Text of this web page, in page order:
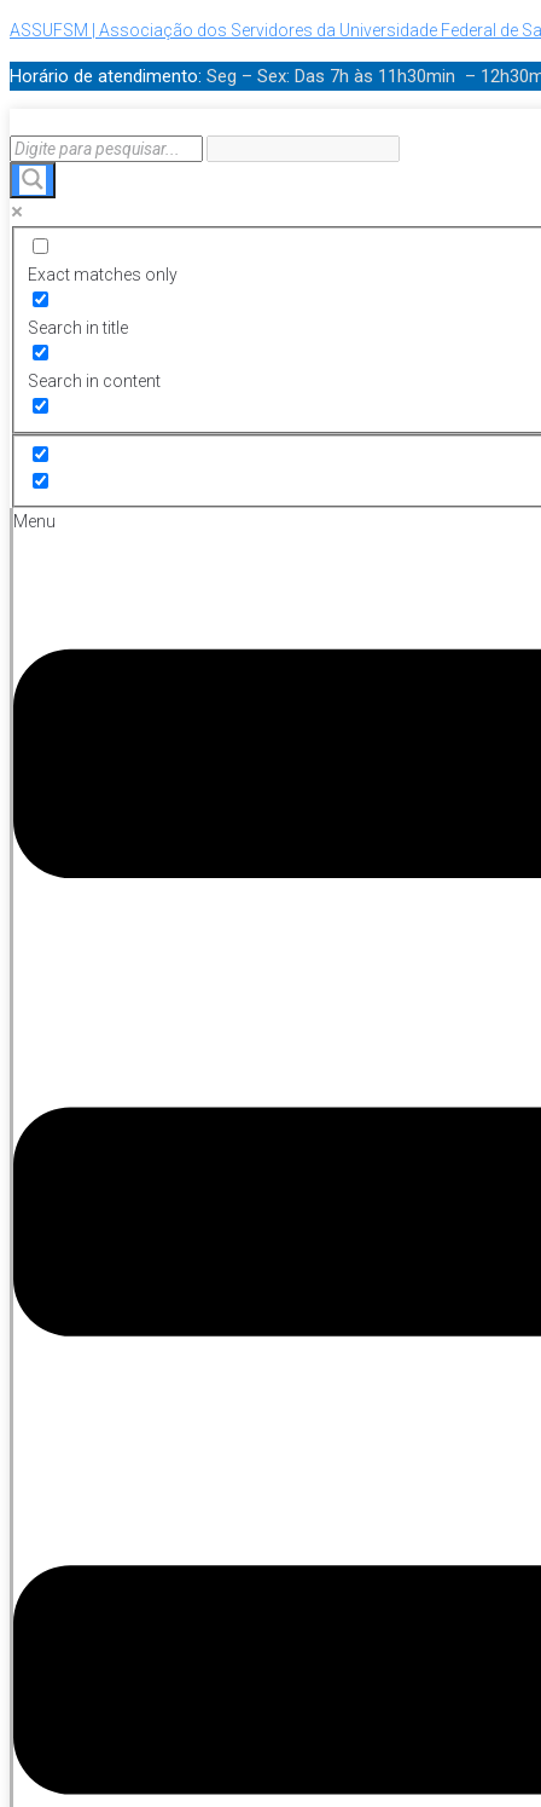
ASSUFSM | Associação dos Servidores da Universidade Federal de
Horário de atendimento: Seg – Sex: Das 7h às 11h30min –
Exact matches only
Search in title
Search in content
Menu